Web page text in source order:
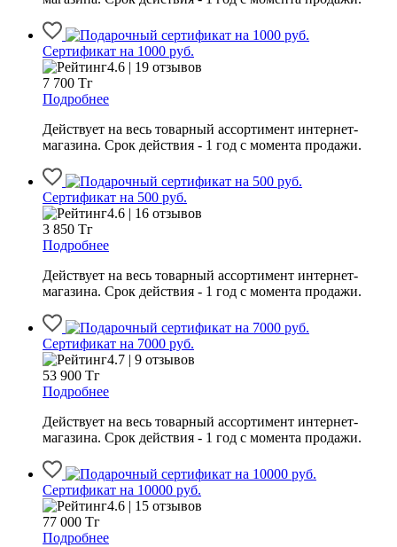
Сертификат на 1000 руб.
4.6 | 19 отзывов
7 700 Тг
Подробнее
Действует на весь товарный ассортимент интернет-
магазина. Срок действия - 1 год с момента продажи.
Сертификат на 500 руб.
4.6 | 16 отзывов
3 850 Тг
Подробнее
Действует на весь товарный ассортимент интернет-
магазина. Срок действия - 1 год с момента продажи.
Сертификат на 7000 руб.
4.7 | 9 отзывов
53 900 Тг
Подробнее
Действует на весь товарный ассортимент интернет-
магазина. Срок действия - 1 год с момента продажи.
Сертификат на 10000 руб.
4.6 | 15 отзывов
77 000 Тг
Подробнее